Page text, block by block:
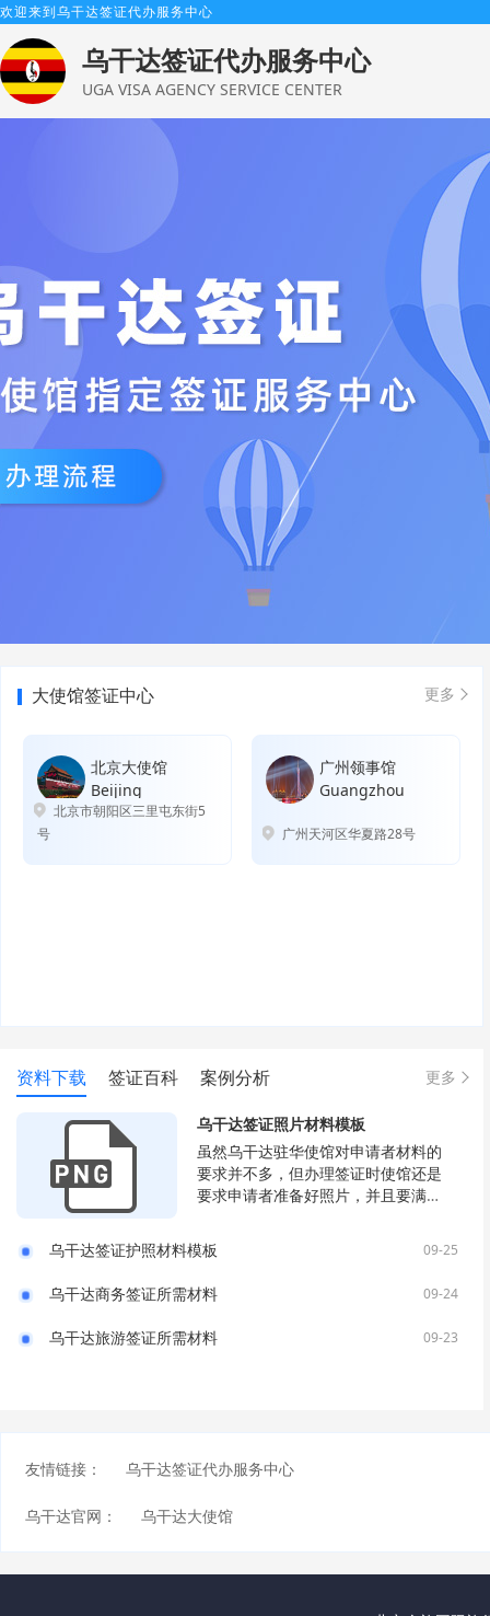
欢迎来到乌干达签证代办服务中心
乌干达签证代办服务中心
UGA VISA AGENCY SERVICE CENTER
大使馆签证中心 更多
北京大使馆
Beijing
北京市朝阳区三里屯东街5
号
广州领事馆
Guangzhou
广州天河区华夏路28号
资料下载 签证百科 案例分析 更多
乌干达签证照片材料模板
虽然乌干达驻华使馆对申请者材料的
要求并不多，但办理签证时使馆还是
要求申请者准备好照片，并且要满足
乌干达签证护照材料模板
09-25
乌干达商务签证所需材料 09-24
乌干达旅游签证所需材料 09-23
友情链接： 乌干达签证代办服务中心
乌干达官网： 乌干达大使馆